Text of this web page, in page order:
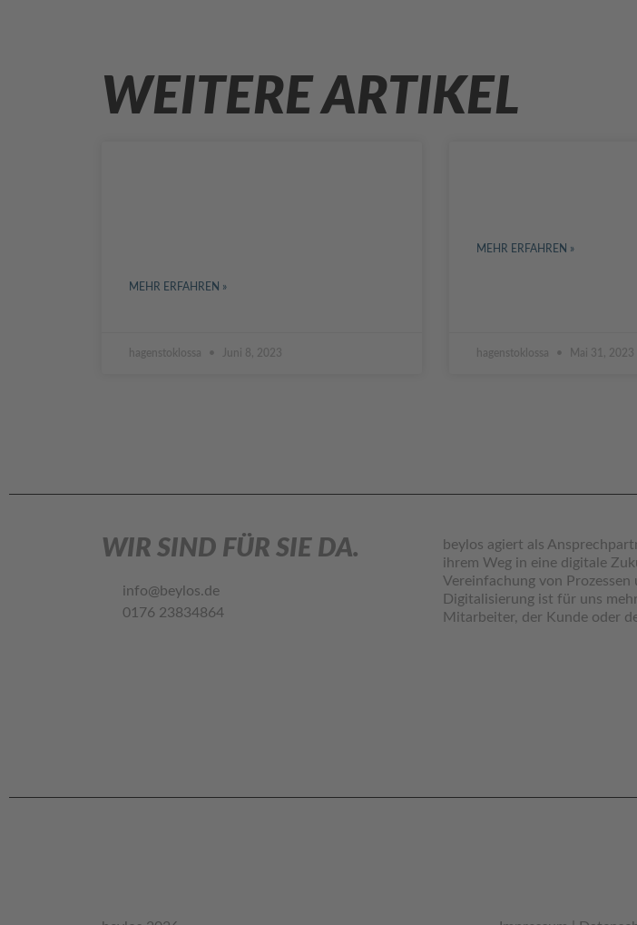
WEITERE ARTIKEL
MEHR ERFAHREN »
hagenstoklossa Juni 8, 2023
MEHR ERFAHREN »
hagenstoklossa Mai 31, 2023
WIR SIND FÜR SIE DA.
info@beylos.de
0176 23834864
beylos agiert als
ihrem Weg in eine digitale
Vereinfachung von
Digitalisierung ist für uns
Mitarbeiter, der Kunde oder